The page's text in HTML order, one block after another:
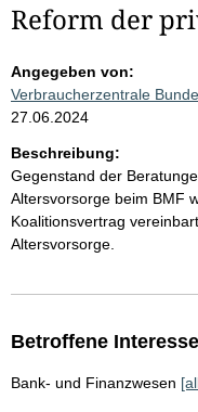
Reform der
Angegeben von:
Verbraucherzentrale
27.06.2024
Beschreibung:
Gegenstand der
Altersvorsorge beim BMF
Koalitionsvertrag
Altersvorsorge.
Betroffene
Bank- und Finanzwesen